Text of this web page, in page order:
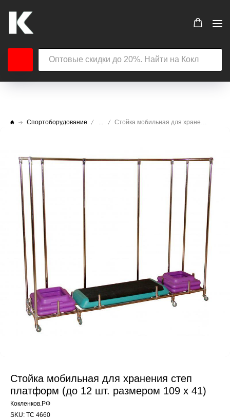
Спортоборудование
Стойка мобильная для хранения степ
платформ (до 12 шт. размером 109 х 41)
Кокленков.РФ
SKU: ТС 4660